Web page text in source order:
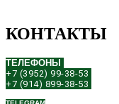
КОНТАКТЫ
ТЕЛЕФОНЫ
+7 (3952) 99-38-53
+7 (914) 899-38-53